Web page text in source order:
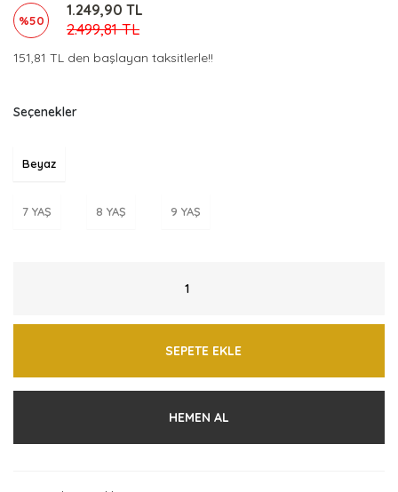
%50
1.249,90 TL
2.499,81 TL
151,81 TL den başlayan taksitlerle!!
Seçenekler
Beyaz
7 YAŞ 8 YAŞ 9 YAŞ
SEPETE EKLE
HEMEN AL